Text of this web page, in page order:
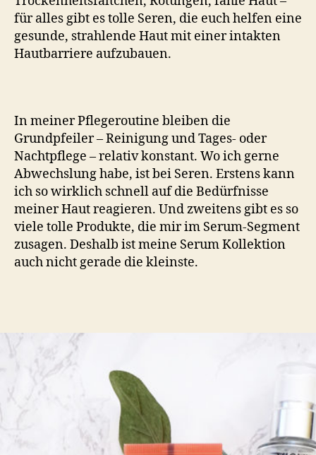
für alles gibt es tolle Seren, die euch helfen eine
gesunde, strahlende Haut mit einer intakten
Hautbarriere aufzubauen.
In meiner Pflegeroutine bleiben die
Grundpfeiler – Reinigung und Tages- oder
Nachtpflege – relativ konstant. Wo ich gerne
Abwechslung habe, ist bei Seren. Erstens kann
ich so wirklich schnell auf die Bedürfnisse
meiner Haut reagieren. Und zweitens gibt es so
viele tolle Produkte, die mir im Serum-Segment
zusagen. Deshalb ist meine Serum Kollektion
auch nicht gerade die kleinste.